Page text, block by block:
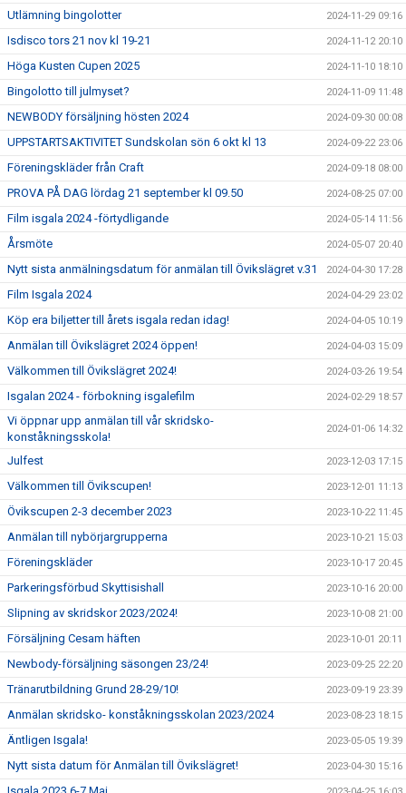
Utlämning bingolotter 2024-11-29 09:16
Isdisco tors 21 nov kl 19-21 2024-11-12 20:10
Höga Kusten Cupen 2025 2024-11-10 18:10
Bingolotto till julmyset? 2024-11-09 11:48
NEWBODY försäljning hösten 2024 2024-09-30 00:08
UPPSTARTSAKTIVITET Sundskolan sön 6 okt kl 13 2024-09-22 23:06
Föreningskläder från Craft 2024-09-18 08:00
PROVA PÅ DAG lördag 21 september kl 09.50 2024-08-25 07:00
Film isgala 2024 -förtydligande 2024-05-14 11:56
Årsmöte 2024-05-07 20:40
Nytt sista anmälningsdatum för anmälan till Övikslägret v.31 2024-04-30 17:28
Film Isgala 2024 2024-04-29 23:02
Köp era biljetter till årets isgala redan idag! 2024-04-05 10:19
Anmälan till Övikslägret 2024 öppen! 2024-04-03 15:09
Välkommen till Övikslägret 2024! 2024-03-26 19:54
Isgalan 2024 - förbokning isgalefilm 2024-02-29 18:57
Vi öppnar upp anmälan till vår skridsko-
konståkningsskola!
2024-01-06 14:32
Julfest 2023-12-03 17:15
Välkommen till Övikscupen! 2023-12-01 11:13
Övikscupen 2-3 december 2023 2023-10-22 11:45
Anmälan till nybörjargrupperna 2023-10-21 15:03
Föreningskläder 2023-10-17 20:45
Parkeringsförbud Skyttisishall 2023-10-16 20:00
Slipning av skridskor 2023/2024! 2023-10-08 21:00
Försäljning Cesam häften 2023-10-01 20:11
Newbody-försäljning säsongen 23/24! 2023-09-25 22:20
Tränarutbildning Grund 28-29/10! 2023-09-19 23:39
Anmälan skridsko- konståkningsskolan 2023/2024 2023-08-23 18:15
Äntligen Isgala! 2023-05-05 19:39
Nytt sista datum för Anmälan till Övikslägret! 2023-04-30 15:16